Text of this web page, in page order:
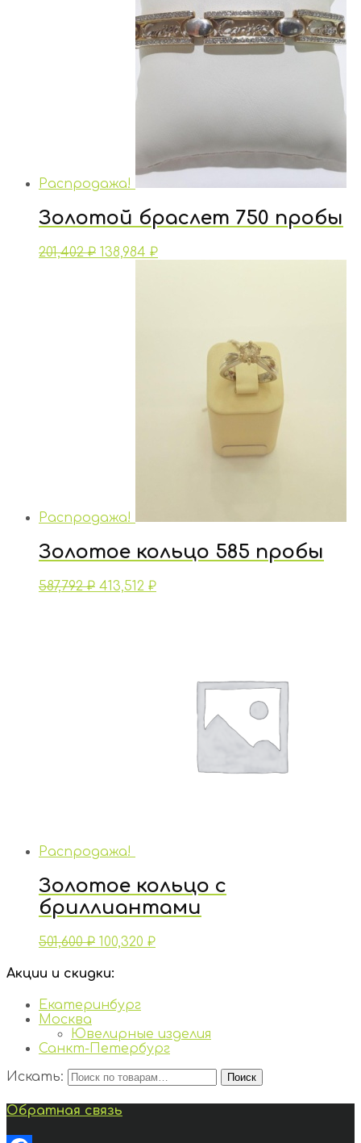
Распродажа!
Золотой браслет 750 пробы
201,402₽ 138,984 ₽
Распродажа!
Золотое кольцо 585 пробы
587,792₽ 413,512 ₽
Распродажа!
Золотое кольцо с
бриллиантами
501,600₽ 100,320 ₽
Акции и скидки:
Екатеринбург
Москва
Ювелирные изделия
Санкт-Петербург
Искать:
Поиск
Обратная связь